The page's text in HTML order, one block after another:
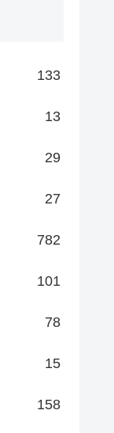
133
13
29
27
782
101
78
15
158